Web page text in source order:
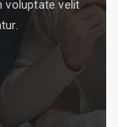
voluptate velit